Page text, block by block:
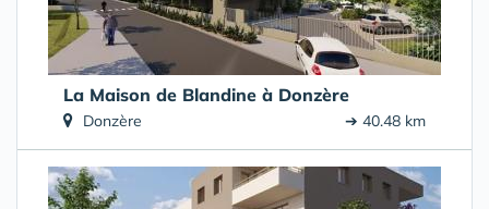
La Maison de Blandine à Donzère
Donzère ➔ 40.48 km